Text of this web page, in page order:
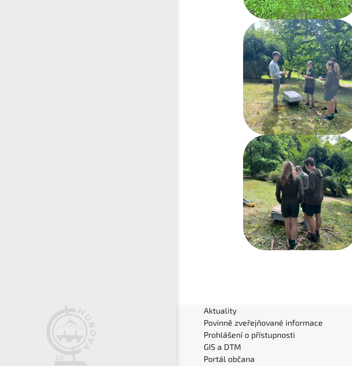
Aktuality
Povinně zveřejňované informace
Prohlášení o přístupnosti
GIS a DTM
Portál občana